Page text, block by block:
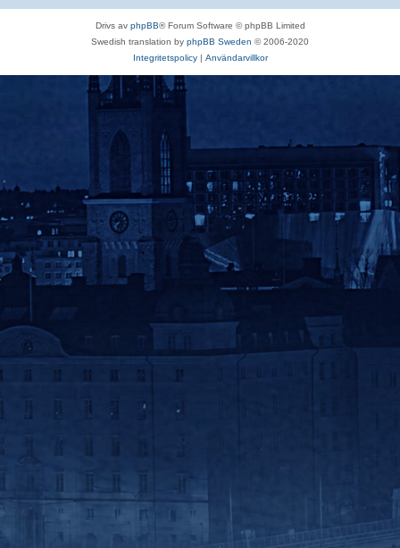
Drivs av phpBB® Forum Software © phpBB Limited
Swedish translation by phpBB Sweden © 2006-2020
Integritetspolicy| Användarvillkor